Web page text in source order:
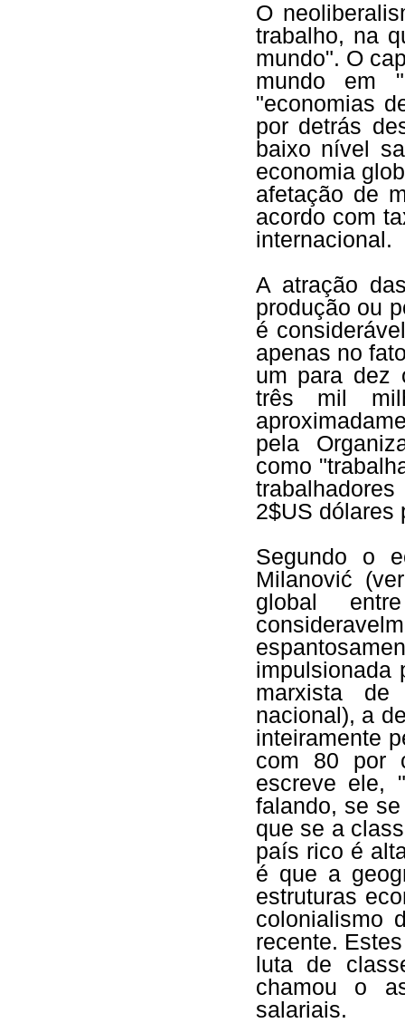
O
trabalho, na
mundo". O
mundo em
"economias
por detrás
baixo nível
economia
afetação de
acordo com
internacional.
A atração
produção ou
é
apenas no
um para dez
três mil
pela
como
2$US dólares
Segundo o
Milanović
global
impulsionada
marxista
nacional), a
inteiramente
com 80 por
escreve ele,
falando, se
que se a
país rico é
é que a
estruturas
colonialismo
recente.
luta de
chamou o
salariais.